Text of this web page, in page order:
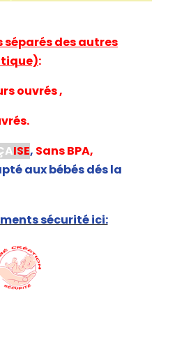
des autres
:
ouvrés ,
ISE, Sans BPA,
aux bébés dés la
sécurité ici: